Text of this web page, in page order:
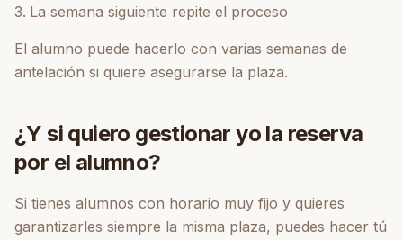
La semana siguiente repite el proceso
El alumno puede hacerlo con varias semanas de
antelación si quiere asegurarse la plaza.
¿Y si quiero gestionar yo la reserva
por el alumno?
Si tienes alumnos con horario muy fijo y quieres
garantizarles siempre la misma plaza, puedes hacer tú